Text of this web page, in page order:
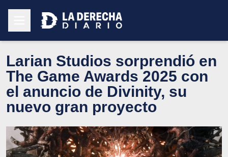
Larian Studios sorprendió en
The Game Awards 2025 con
el anuncio de Divinity, su
nuevo gran proyecto